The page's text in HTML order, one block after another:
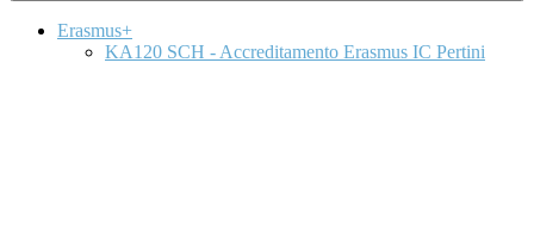
Erasmus+
KA120 SCH - Accreditamento Erasmus IC Pertini